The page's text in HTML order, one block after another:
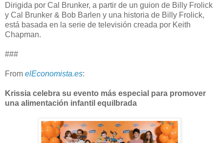
Dirigida por Cal Brunker, a partir de un guion de Billy Frolick
y Cal Brunker & Bob Barlen y una historia de Billy Frolick,
está basada en la serie de televisión creada por Keith
Chapman.
###
From elEconomista.es:
Krissia celebra su evento más especial para promover
una alimentación infantil equilbrada